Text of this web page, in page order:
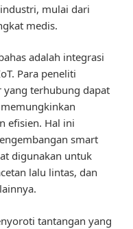
mulai dari
medis.
adalah integrasi
Para peneliti
yang terhubung dapat
efisien. Hal ini
smart
digunakan untuk
lalu lintas, dan
tantangan yang